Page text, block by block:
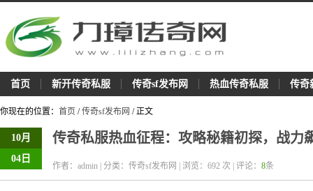
首页 新开传奇私服 传奇sf发布网 热血传奇私服 传奇
你现在的位置： 首页 /传奇sf发布网 / 正文
10月
04日
传奇私服热血征程：攻略秘籍初探，战力
作者：admin | 分类：传奇sf发布网 | 浏览： 692 次 | 评论： 8条